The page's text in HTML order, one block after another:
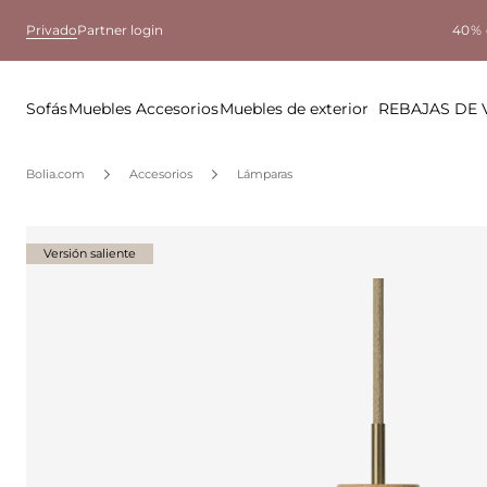
PrivadoPartner login 40%
SofásMuebles AccesoriosMuebles de exterior REBAJAS DE
Bolia.com Accesorios Lámparas
Versión saliente